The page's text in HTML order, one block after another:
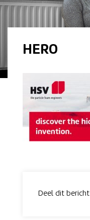
HERO
Deel dit bericht